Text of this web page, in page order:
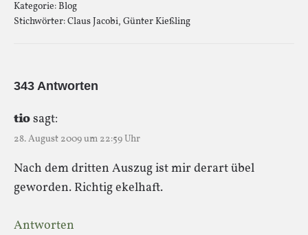
Kategorie:Blog
Stichwörter:Claus Jacobi, Günter Kießling
343 Antworten
tiosagt:
28. August 2009 um 22:59 Uhr
Nach dem dritten Auszug ist mir derart übel
geworden. Richtig ekelhaft.
Antworten